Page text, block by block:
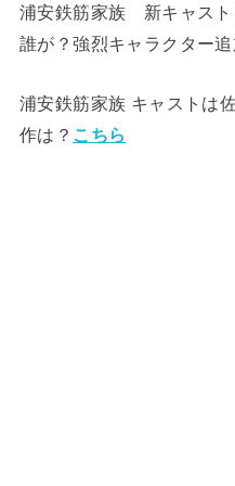
浦安鉄筋家族 新キャスト
誰が？強烈キャラクター追
浦安鉄筋家族 キャストは
作は？ こちら